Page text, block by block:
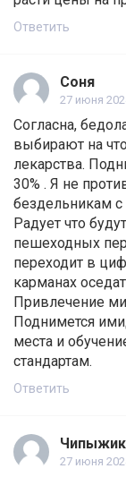
Ответить
Соня
27 июня
Согласна,
выбирают на
лекарства.
30% . Я не
бездельникам с
Радует что
пешеходных
переходит в
карманах
Привлечение
Поднимется
места и
стандартам.
Ответить
27 июня